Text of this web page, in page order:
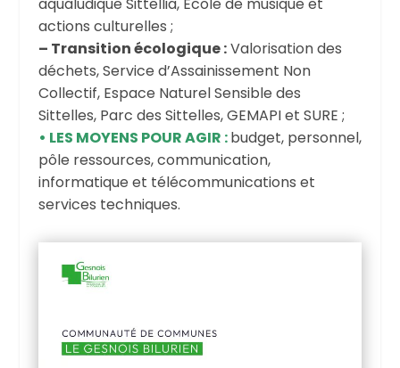
actions culturelles ;
– Transition écologique :Valorisation des
déchets, Service d’Assainissement Non
Collectif, Espace Naturel Sensible des
Sittelles, Parc des Sittelles, GEMAPI et SURE ;
• LES MOYENS POUR AGIR :budget, personnel,
pôle ressources, communication,
informatique et télécommunications et
services techniques.